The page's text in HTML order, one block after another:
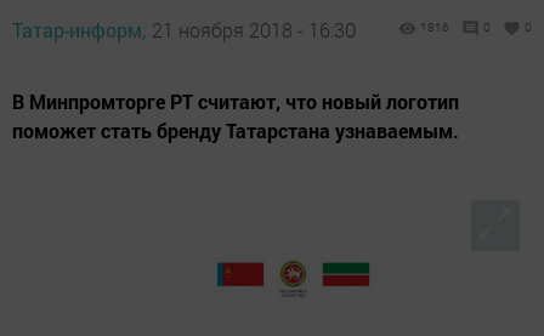
Татар-информ, 21 ноября 2018 - 16:30 1816 0 0
В Минпромторге РТ считают, что новый логотип
поможет стать бренду Татарстана узнаваемым.